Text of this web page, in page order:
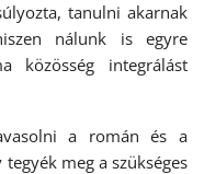
tanulni akarnak
nálunk is egyre
közösség integrálást
a román és a
meg a szükséges